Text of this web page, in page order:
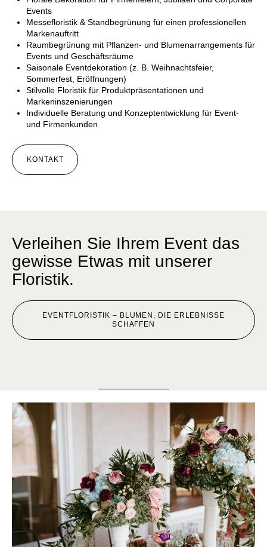
Events
Messefloristik & Standbegrünung für einen professionellen
Markenauftritt
Raumbegrünung mit Pflanzen- und Blumenarrangements für
Events und Geschäftsräume
Saisonale Eventdekoration (z. B. Weihnachtsfeier,
Sommerfest, Eröffnungen)
Stilvolle Floristik für Produktpräsentationen und
Markeninszenierungen
Individuelle Beratung und Konzeptentwicklung für Event-
und Firmenkunden
KONTAKT
Verleihen Sie Ihrem Event das
gewisse Etwas mit unserer
Floristik.
EVENTFLORISTIK – BLUMEN, DIE ERLEBNISSE
SCHAFFEN